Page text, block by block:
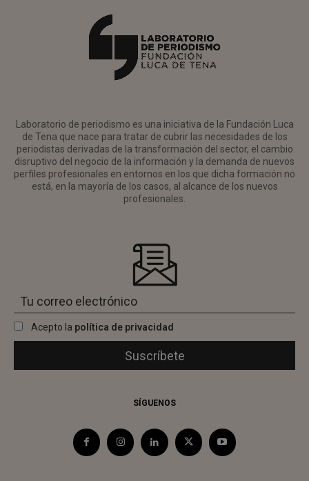
Laboratorio de periodismo es una iniciativa de la Fundación Luca
de Tena que nace para tratar de cubrir las necesidades de los
periodistas derivadas de la transformación del sector, el cambio
disruptivo del negocio de la información y la demanda de nuevos
perfiles profesionales en entornos en los que dicha formación no
está, en la mayoría de los casos, al alcance de los nuevos
profesionales.
Acepto la política de privacidad
SÍGUENOS